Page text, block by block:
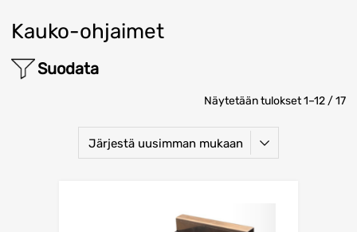
Kauko-ohjaimet
Suodata
Näytetään tulokset 1–12 / 17